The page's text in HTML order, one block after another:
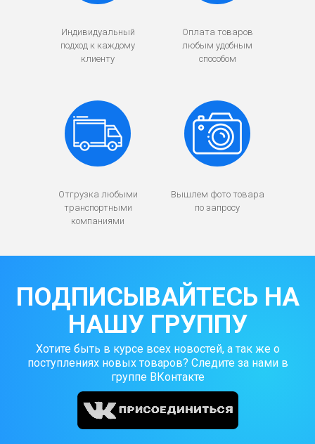
Индивидуальный
подход к каждому
клиенту
Оплата товаров
любым удобным
способом
Отгрузка любыми
транспортными
компаниями
Вышлем фото товара
по запросу
ПОДПИСЫВАЙТЕСЬ НА
НАШУ ГРУППУ
Хотите быть в курсе всех новостей, а так же о
поступлениях новых товаров? Следите за нами в
группе ВКонтакте